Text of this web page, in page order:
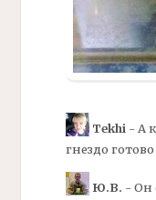
Tekhi- А
гнездо
Ю.В. - Он